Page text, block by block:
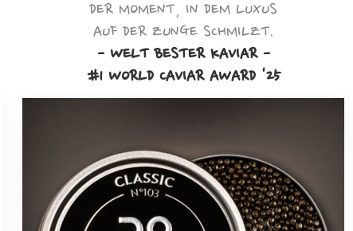
DER MOMENT, IN DEM LUXUS
AUF DER ZUNGE SCHMILZT.
- WELT BESTER KAVIAR -
#1 WORLD CAVIAR AWARD '25